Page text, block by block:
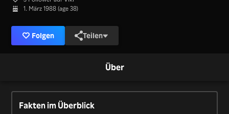
1. März 1988 (age 38)
Folgen Teilen
Über
Fakten im Überblick